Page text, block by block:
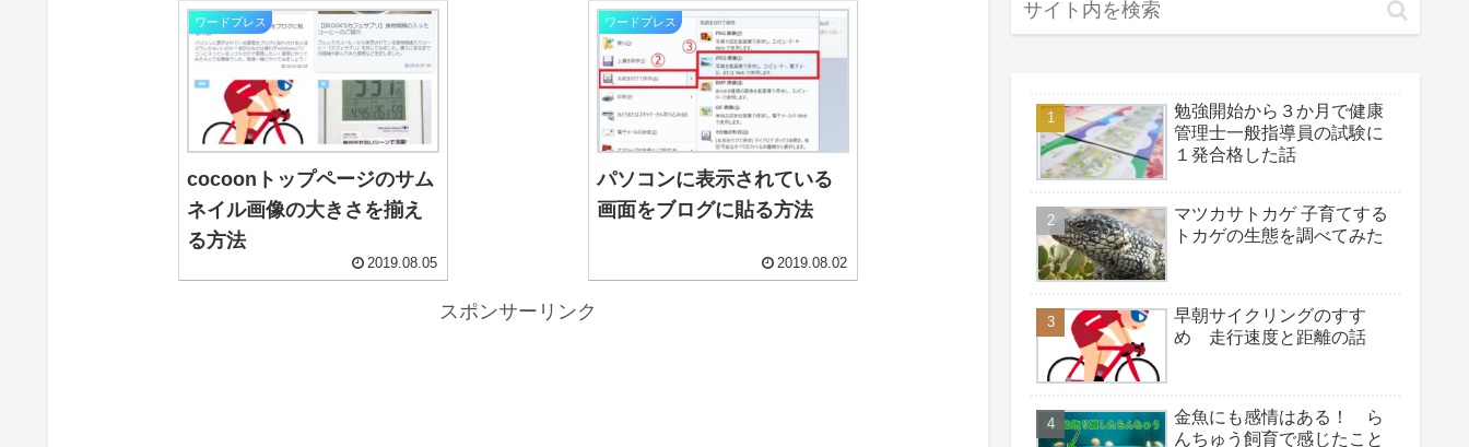
ワードプレス
cocoonトップページのサム
ネイル画像の大きさを揃え
る方法
2019.08.05
ワードプレス
パソコンに表示されている
画面をブログに貼る方法
2019.08.02
スポンサーリンク
勉強開始から３か月で健康
管理士一般指導員の試験に
１発合格した話
マツカサトカゲ 子育てする
トカゲの生態を調べてみた
早朝サイクリングのすす
め 走行速度と距離の話
金魚にも感情はある！ ら
んちゅう飼育で感じたこと